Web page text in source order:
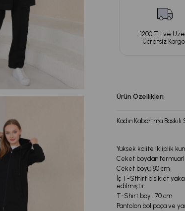
1200 TL ve
Ücretsiz
Ürün Özellikleri
Kadın Kabartma
Yüksek kalite ikiiplik
Ceket boydan
Ceket boyu: 80 cm
İç T-Sthirt bisiklet yaka
edilmiştir.
T-Shirt boy : 70 cm
Pantolon bol paça ve